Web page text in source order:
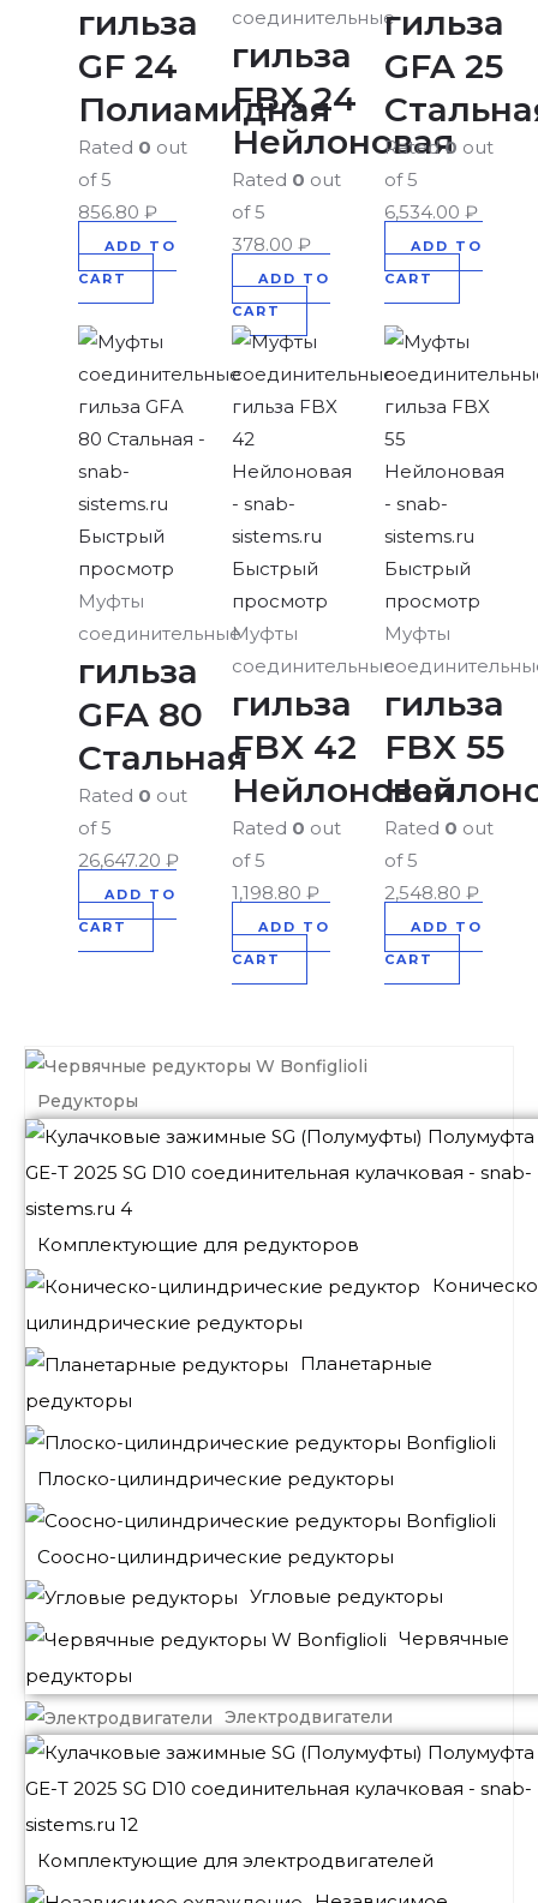
Редукторы
Комплектующие для редукторов
цилиндрические редукторы
Планетарные
редукторы
Плоско-цилиндрические редукторы
Соосно-цилиндрические редукторы
Угловые редукторы
Червячные
редукторы
Электродвигатели
Комплектующие для электродвигателей
гильза
GF 24
Полиамидная
Rated 0 out
of 5
856.80 ₽
ADD TO
CART
соединительные
гильза
FBX 24
Нейлоновая
Rated 0 out
of 5
378.00 ₽
ADD TO
CART
гильза
GFA 25
Rated0 out
of 5
6,534.00₽
ADD TO
CART
Быстрый
просмотр
Муфты
соединительные
гильза
GFA 80
Стальная
Rated 0 out
of 5
26,647.20 ₽
ADD TO
CART
Быстрый
просмотр
Муфты
соединительные
гильза
FBX 42
Нейлоновая
Rated 0 out
of 5
1,198.80 ₽
ADD TO
CART
Быстрый
просмотр
Муфты
гильза
FBX 55
Rated 0 out
of 5
2,548.80₽
ADD TO
CART